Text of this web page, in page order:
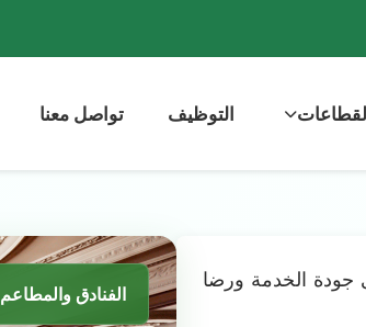
التوظيف تواصل معنا
جودة الخدمة ورضا
الفنادق والمطاعم